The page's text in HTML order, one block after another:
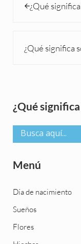
¿Qué
¿Qué significa
Sidebar
¿Qué
Menú
Día de nacimiento
Sueños
Flores